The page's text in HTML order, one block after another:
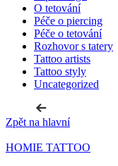
O tetování
Péče o piercing
Péče o tetování
Rozhovor s tatery
Tattoo artists
Tattoo styly
Uncategorized
Zpět na hlavní
HOMIE TATTOO